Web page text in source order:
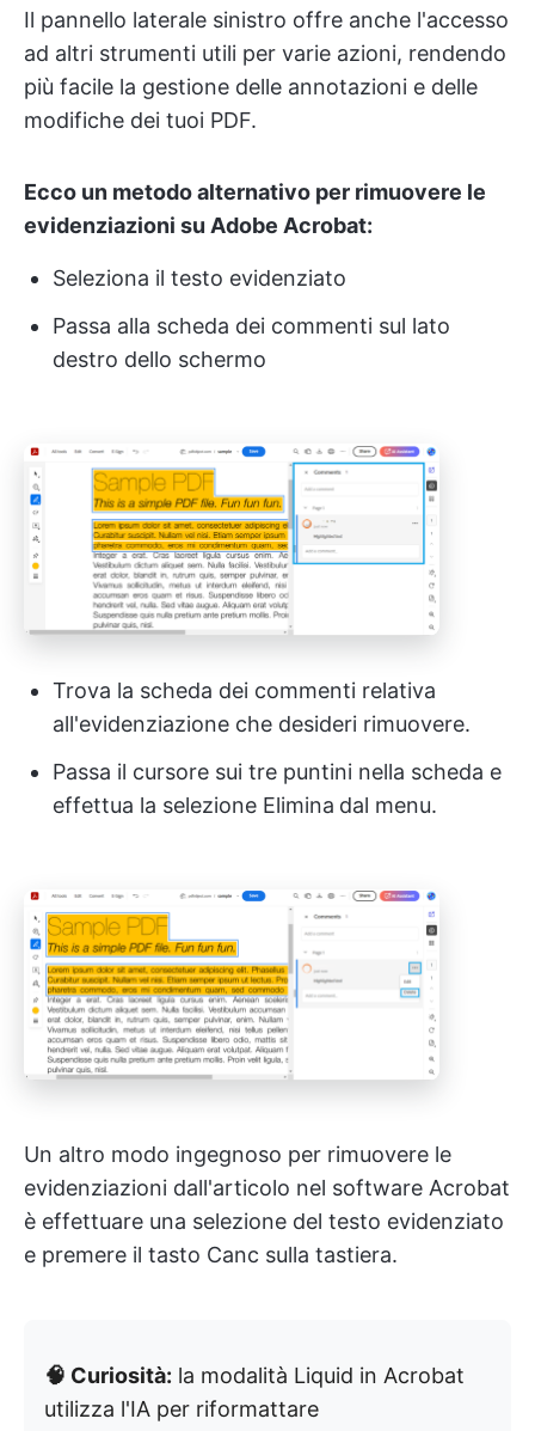
Il pannello laterale sinistro offre anche l'accesso
ad altri strumenti utili per varie azioni, rendendo
più facile la gestione delle annotazioni e delle
modifiche dei tuoi PDF.
Ecco un metodo alternativo per rimuovere le
evidenziazioni su Adobe Acrobat:
Seleziona il testo evidenziato
Passa alla scheda dei commenti sul lato
destro dello schermo
Trova la scheda dei commenti relativa
all'evidenziazione che desideri rimuovere.
Passa il cursore sui tre puntini nella scheda e
effettua la selezione Elimina dal menu.
Un altro modo ingegnoso per rimuovere le
evidenziazioni dall'articolo nel software Acrobat
è effettuare una selezione del testo evidenziato
e premere il tasto Canc sulla tastiera.
🧠 Curiosità: la modalità Liquid in Acrobat
utilizza l'IA per riformattare